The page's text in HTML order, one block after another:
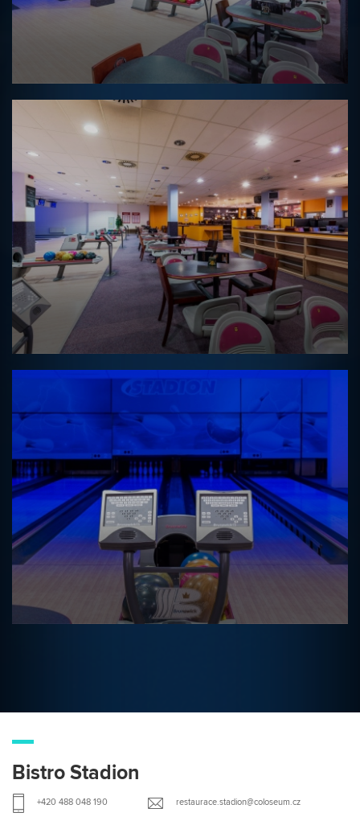
Bistro Stadion
+420 488 048 190 restaurace.stadion@coloseum.cz